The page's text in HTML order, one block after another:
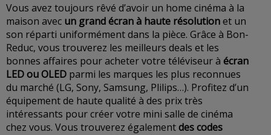
Vous avez toujours rêvé d’avoir un home cinéma à la
maison avec un grand écran à haute résolutionet un
son réparti uniformément dans la pièce. Grâce à Bon-
Reduc, vous trouverez les meilleurs deals et les
bonnes affaires pour acheter votre téléviseur à écran
LED ou OLED parmi les marques les plus reconnues
du marché (LG, Sony, Samsung, Plilips…). Profitez d’un
équipement de haute qualité à des prix très
intéressants pour créer votre mini salle de cinéma
chez vous. Vous trouverez égalementdes codes